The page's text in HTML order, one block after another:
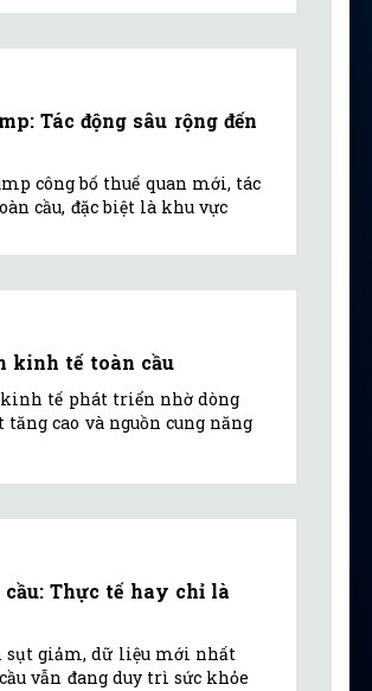
Tác động sâu rộng đến
công bố thuế quan mới, tác
cầu, đặc biệt là khu vực
kinh tế toàn cầu
kinh tế phát triển nhờ dòng
cao và nguồn cung năng
Thực tế hay chỉ là
sụt giảm, dữ liệu mới nhất
vẫn đang duy trì sức khỏe